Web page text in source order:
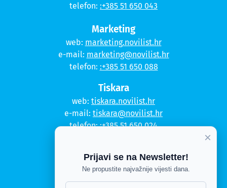
telefon: :+385 51 650 043
Marketing
web: marketing.novilist.hr
e-mail: marketing@novilist.hr
telefon: :+385 51 650 088
Tiskara
web: tiskara.novilist.hr
e-mail: tiskara@novilist.hr
telefon::+385 51 650 024
Kontakt
Politika privatnosti
×
Prijavi se na Newsletter!
Ne propustite najvažnije vijesti dana.